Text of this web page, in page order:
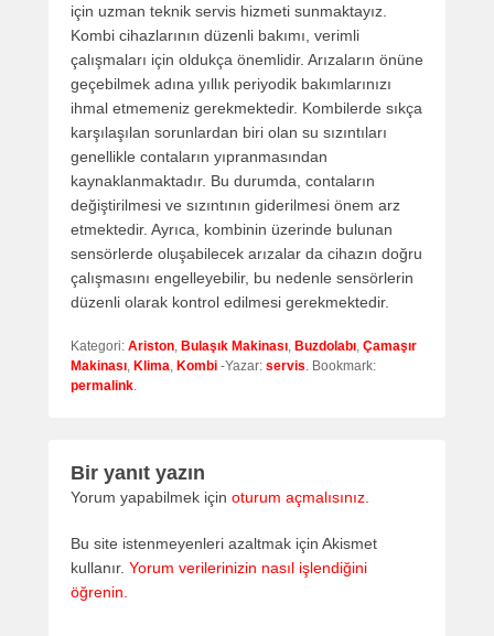
için uzman teknik servis hizmeti sunmaktayız.
Kombi cihazlarının düzenli bakımı, verimli
çalışmaları için oldukça önemlidir. Arızaların önüne
geçebilmek adına yıllık periyodik bakımlarınızı
ihmal etmemeniz gerekmektedir. Kombilerde sıkça
karşılaşılan sorunlardan biri olan su sızıntıları
genellikle contaların yıpranmasından
kaynaklanmaktadır. Bu durumda, contaların
değiştirilmesi ve sızıntının giderilmesi önem arz
etmektedir. Ayrıca, kombinin üzerinde bulunan
sensörlerde oluşabilecek arızalar da cihazın doğru
çalışmasını engelleyebilir, bu nedenle sensörlerin
düzenli olarak kontrol edilmesi gerekmektedir.
Kategori: Ariston Bulaşık Makinası Buzdolabı Çamaşır
Makinası Klima Kombi -Yazar: servis . Bookmark:
permalink
Bir yanıt yazın
Yorum yapabilmek için oturum açmalısınız
Bu site istenmeyenleri azaltmak için Akismet
kullanır. Yorum verilerinizin nasıl işlendiğini
öğrenin.